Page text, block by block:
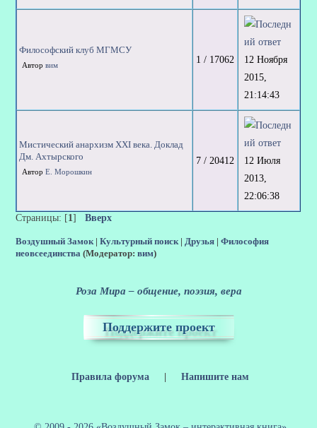
Философский клуб МГМСУ
Авторвим 1 / 17062
12 Ноября
2015,
21:14:43
Мистический анархизм XXI века. Доклад
Дм. Ахтырского
АвторЕ. Морошкин
7 / 20412
12 Июля
2013,
22:06:38
Страницы: [1]Вверх
Воздушный Замок |Культурный поиск | Друзья |Философия
неовсеединства (Модератор:вим)
Роза Мира – общение, поэзия, вера
Поддержите проект
Правила форума | Напишите нам